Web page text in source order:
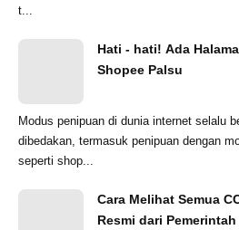
t...
Hati - hati! Ada
Shopee Palsu
Modus penipuan di dunia internet selalu
dibedakan, termasuk penipuan dengan
seperti shop...
Cara Melihat Semua
Resmi dari Pemerintah